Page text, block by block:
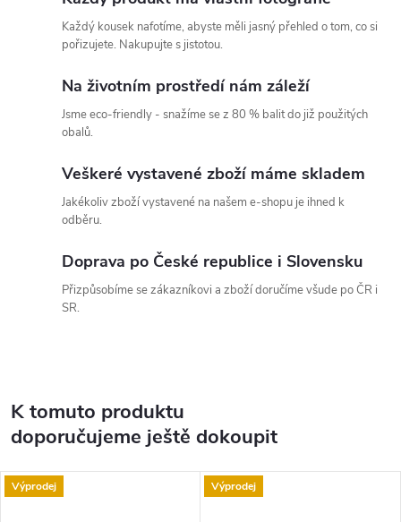
Každý kousek nafotíme, abyste měli jasný přehled o tom, co si
pořizujete. Nakupujte s jistotou.
Na životním prostředí nám záleží
Jsme eco-friendly - snažíme se z 80 % balit do již použitých
obalů.
Veškeré vystavené zboží máme skladem
Jakékoliv zboží vystavené na našem e-shopu je ihned k
odběru.
Doprava po České republice i Slovensku
Přizpůsobíme se zákazníkovi a zboží doručíme všude po ČR i
SR.
K tomuto produktu
doporučujeme ještě dokoupit
Výprodej Výprodej